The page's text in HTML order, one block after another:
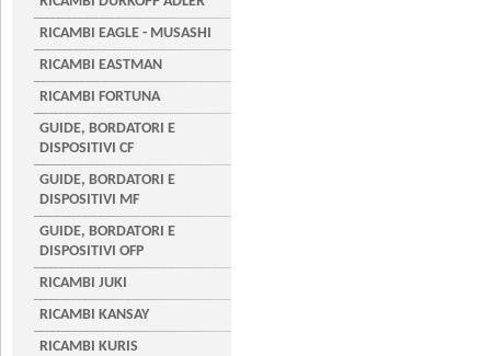
RICAMBI EAGLE - MUSASHI
RICAMBI EASTMAN
RICAMBI FORTUNA
GUIDE, BORDATORI E
DISPOSITIVI CF
GUIDE, BORDATORI E
DISPOSITIVI MF
GUIDE, BORDATORI E
DISPOSITIVI OFP
RICAMBI JUKI
RICAMBI KANSAY
RICAMBI KURIS